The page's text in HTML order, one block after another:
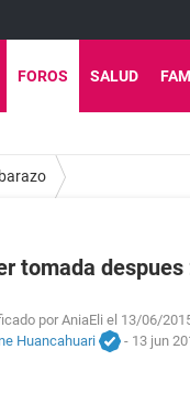
FOROS SALUD
tomada
por AniaEli el 13/06/
Huancahuari
- 13 jun